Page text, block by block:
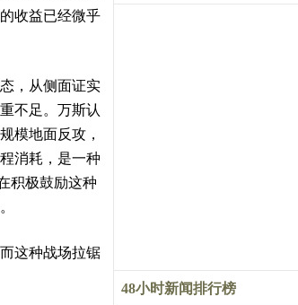
收益已经微乎
，从侧面证实
不足。万斯认
模地面反攻，
消耗，是一种
积极鼓励这种
这种战场拉锯
48小时新闻排行榜